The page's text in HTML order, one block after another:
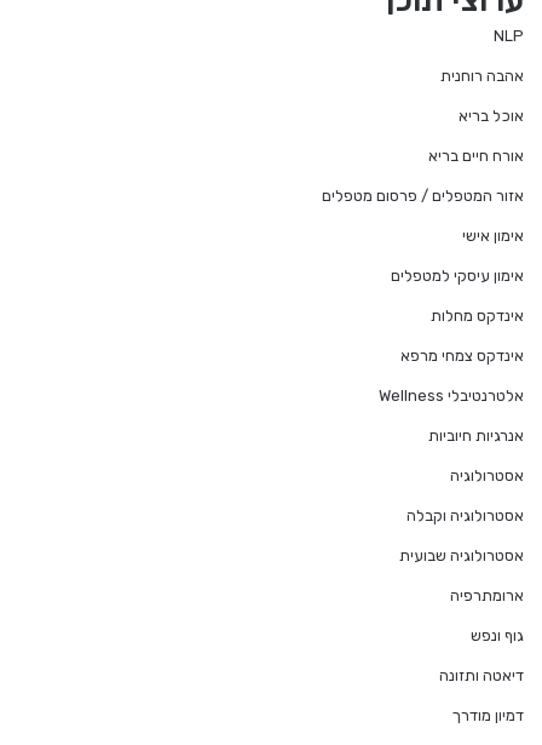
NLP
אהבה רוחנית
אוכל בריא
אורח חיים בריא
אזור המטפלים / פרסום מטפלים
אימון אישי
אימון עיסקי למטפלים
אינדקס מחלות
אינדקס צמחי מרפא
אלטרנטיבלי Wellness
אנרגיות חיוביות
אסטרולוגיה
אסטרולוגיה וקבלה
אסטרולוגיה שבועית
ארומתרפיה
גוף ונפש
דיאטה ותזונה
דמיון מודרך